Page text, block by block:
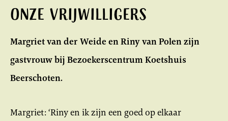
Onze Vrijwilligers
Margriet van der Weide en Riny van Polen zijn
gastvrouw bij Bezoekerscentrum Koetshuis
Beerschoten.
Margriet: ‘Riny en ik zijn een goed op elkaar